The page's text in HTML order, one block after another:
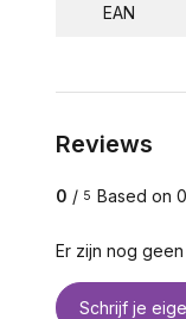
EAN
Reviews
0 / 5 Based on
Er zijn nog
Schrijf je